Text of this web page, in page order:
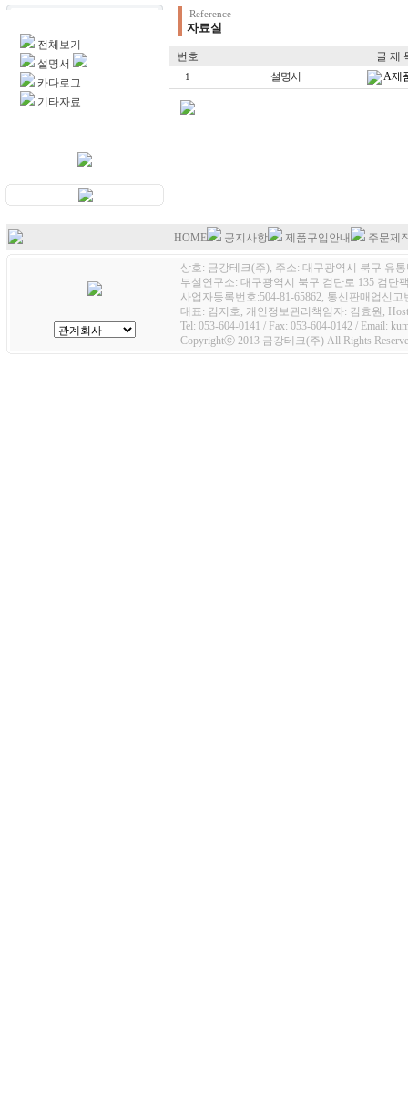
전체보기
설명서
카다로그
기타자료
Reference
자료실
번호 글 제
1 설명서 A제
HOME 공지사항 제품구입안내 주문제
상호: 금강테크(주), 주소: 대구광역시 북구 유
부설연구소: 대구광역시 북구 검단로 135 검단
사업자등록번호:504-81-65862, 통신판매업신고
대표: 김지호, 개인정보관리책임자: 김효원,
Tel: 053-604-0141 / Fax: 053-604-0142 / Email:
Copyrightⓒ 2013 금강테크(주) All Rights